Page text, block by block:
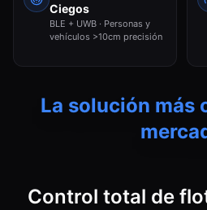
Ciegos
BLE + UWB · Personas y
vehículos >10cm precisión
La solución más
Control total de